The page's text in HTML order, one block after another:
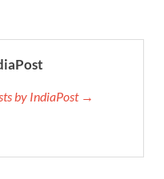
Scam: वर्दी घोटाले में सीएम
यूपी सरकार के मंत्री कपिल देव ने
भारत पर्व पर प्रदर्शित होगी
by IndiaPost →